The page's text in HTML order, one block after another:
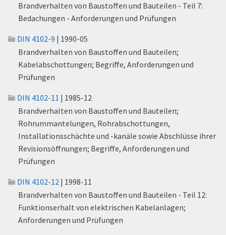
Brandverhalten von Baustoffen und Bauteilen - Teil 7:
Bedachungen - Anforderungen und Prüfungen
DIN 4102-9 | 1990-05
Brandverhalten von Baustoffen und Bauteilen;
Kabelabschottungen; Begriffe, Anforderungen und
Prüfungen
DIN 4102-11 | 1985-12
Brandverhalten von Baustoffen und Bauteilen;
Rohrummantelungen, Rohrabschottungen,
Installationsschächte und -kanäle sowie Abschlüsse ihrer
Revisionsöffnungen; Begriffe, Anforderungen und
Prüfungen
DIN 4102-12 | 1998-11
Brandverhalten von Baustoffen und Bauteilen - Teil 12:
Funktionserhalt von elektrischen Kabelanlagen;
Anforderungen und Prüfungen